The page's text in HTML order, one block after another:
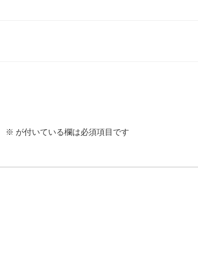
※ が付いている欄は必須項目です